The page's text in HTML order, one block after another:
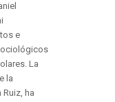
e
La
la
ha